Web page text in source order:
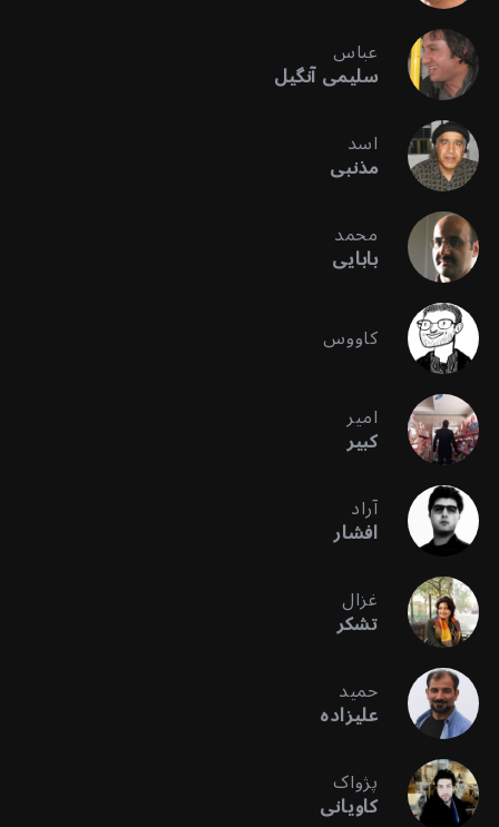
عباس
سلیمی آنگیل
اسد
مذنبی
محمد
بابایی
کاووس
امیر
کبیر
آراد
افشار
غزال
تشکر
حمید
علیزاده
پژواک
کاویانی